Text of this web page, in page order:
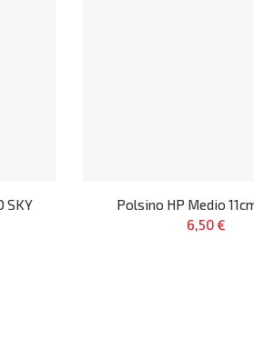
SKY
Polsino HP Medio
6,50 €